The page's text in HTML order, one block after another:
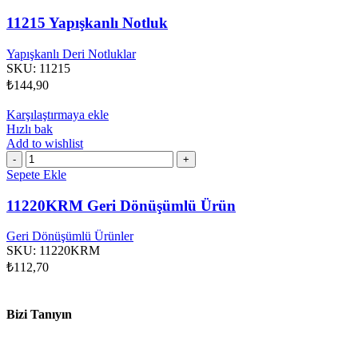
adet
11215 Yapışkanlı Notluk
Yapışkanlı Deri Notluklar
SKU: 11215
₺144,90
Karşılaştırmaya ekle
Hızlı bak
Add to wishlist
11220KRM
Geri
Ürün
adet
Sepete Ekle
11220KRM Geri Dönüşümlü Ürün
Geri Dönüşümlü Ürünler
SKU: 11220KRM
₺112,70
Bizi Tanıyın